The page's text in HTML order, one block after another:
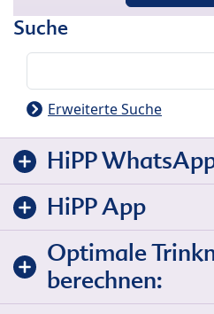
Suche
Erweiterte Suche
HiPP
HiPP App
Optimale
berechnen: